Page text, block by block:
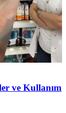
ve Kullanım